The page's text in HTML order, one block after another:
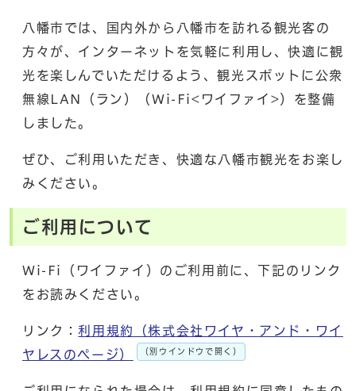
八幡市では、国内外から八幡市を訪れる観光客の
方々が、インターネットを気軽に利用し、快適に観
光を楽しんでいただけるよう、観光スポットに公衆
無線LAN（ラン）（Wi-Fi<ワイファイ>）を整備
しました。
ぜひ、ご利用いただき、快適な八幡市観光をお楽し
みください。
ご利用について
Wi-Fi（ワイファイ）のご利用前に、下記のリンク
をお読みください。
リンク：利用規約（株式会社ワイヤ・アンド・ワイ
ヤレスのページ）
（別ウインドウで開く）